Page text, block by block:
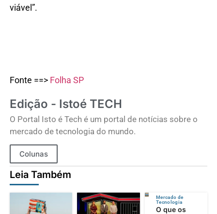
viável”.
Fonte ==> Folha SP
Edição - Istoé TECH
O Portal Isto é Tech é um portal de notícias sobre o
mercado de tecnologia do mundo.
Colunas
Leia Também
Mercado de
Tecnologia
O que os